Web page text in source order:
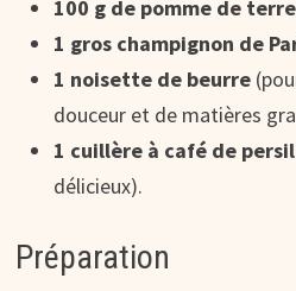
100 g de pomme de terre
1 gros champignon de
1 noisette de beurre
douceur et de matières
1 cuillère à café de
délicieux).
Préparation